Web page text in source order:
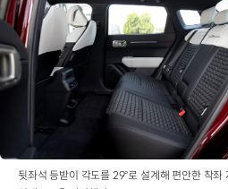
뒷좌석 등받이 각도를 29°로 설계해 편안한 착좌